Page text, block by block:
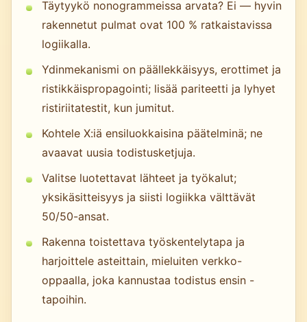
Täytyykö nonogrammeissa arvata? Ei — hyvin
rakennetut pulmat ovat 100 % ratkaistavissa
logiikalla.
Ydinmekanismi on päällekkäisyys, erottimet ja
ristikkäispropagointi; lisää pariteetti ja lyhyet
ristiriitatestit, kun jumitut.
Kohtele X:iä ensiluokkaisina päätelminä; ne
avaavat uusia todistusketjuja.
Valitse luotettavat lähteet ja työkalut;
yksikäsitteisyys ja siisti logiikka välttävät
50/50-ansat.
Rakenna toistettava työskentelytapa ja
harjoittele asteittain, mieluiten verkko-
oppaalla, joka kannustaa todistus ensin -
tapoihin.